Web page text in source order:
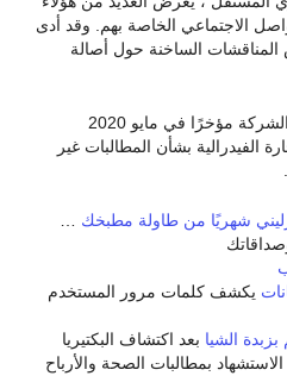
الاجتماعي الخاصة بهم. وقد أدى
الساخنة حول أصالة
كان هناك أيضًا خرق للبيانات في الشركة مؤخرًا في مايو 2020
الفيدرالية بشأن المطالبات غير
…
يكشف كلمات مرور المستخدم
الشيا بعد اكتشاف البكتيريا
الاستشهاد بمطالبات الصحة والأرباح